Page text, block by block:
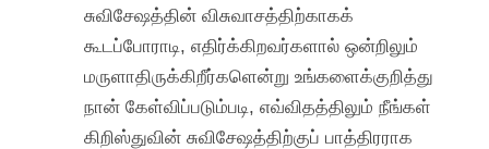
சுவிசேஷத்தின் விசுவாசத்திற்காகக்
கூடப்போராடி, எதிர்க்கிறவர்களால் ஒன்றிலும்
மருளாதிருக்கிறீர்களென்று உங்களைக்குறித்து
நான் கேள்விப்படும்படி, எவ்விதத்திலும் நீங்கள்
கிறிஸ்துவின் சுவிசேஷத்திற்குப் பாத்திரராக